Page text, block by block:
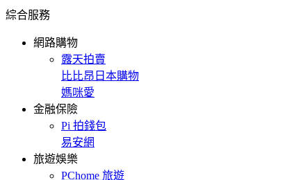
綜合服務
網路購物
露天拍賣
比比昂日本購物
媽咪愛
金融保險
Pi 拍錢包
易安網
旅遊娛樂
PChome 旅遊